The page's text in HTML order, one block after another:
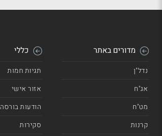
מדורים באתר
נדל"ן
אג"ח
מט"ח
קרנות
כללי
תגיות חמות
אזור אישי
הודעות בורסה
סקירות